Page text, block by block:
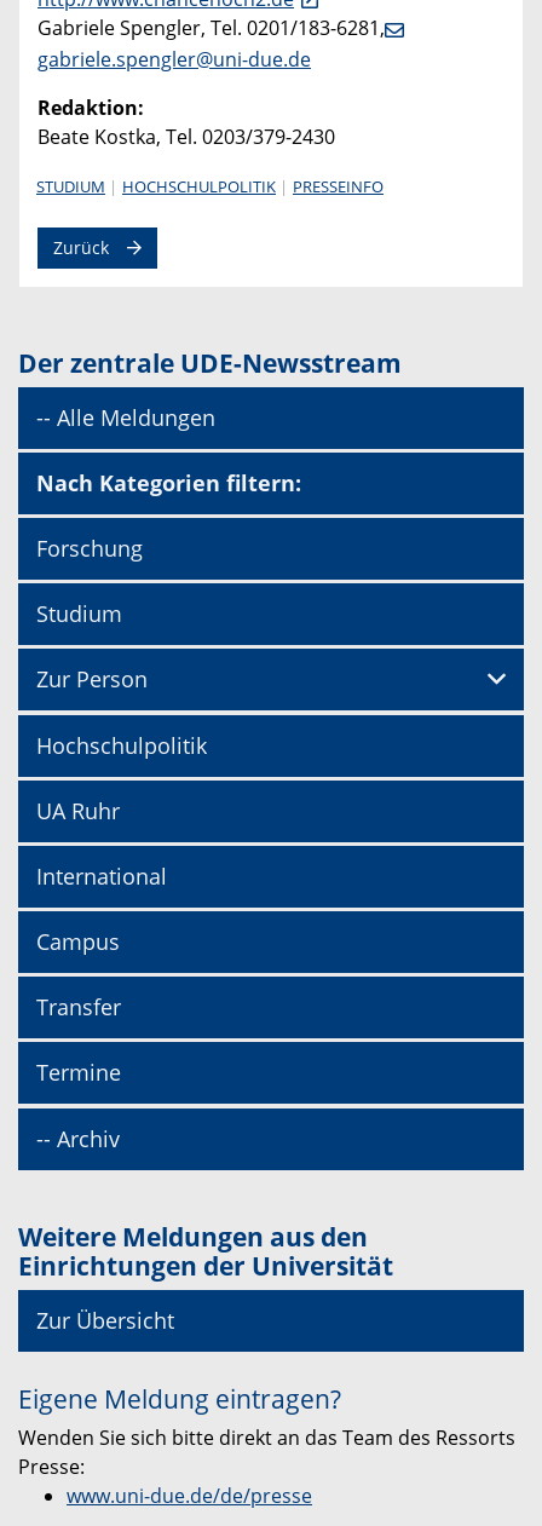
Gabriele Spengler, Tel. 0201/183-6281,
gabriele.spengler@uni-due.de
Redaktion:
Beate Kostka, Tel. 0203/379-2430
STUDIUM HOCHSCHULPOLITIK PRESSEINFO
Zurück
Der zentrale UDE-Newsstream
-- Alle Meldungen
Nach Kategorien filtern:
Forschung
Studium
Zur Person
Hochschulpolitik
UA Ruhr
International
Campus
Transfer
Termine
-- Archiv
Weitere Meldungen aus den
Einrichtungen der Universität
Zur Übersicht
Eigene Meldung eintragen?
Wenden Sie sich bitte direkt an das Team des Ressorts
Presse:
www.uni-due.de/de/presse